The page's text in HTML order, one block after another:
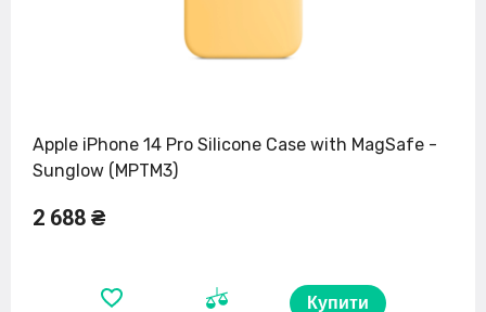
Apple iPhone 14 Pro Silicone Case with MagSafe -
Sunglow (MPTM3)
2 688 ₴
Купити